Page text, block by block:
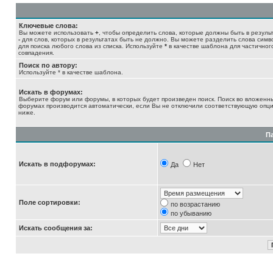
Ключевые слова:
Вы можете использовать + , чтобы определить слова, которые должны быть в
- для слов, которых в результатах быть не должно. Вы можете разделить слова
для поиска любого слова из списка. Используйте * в качестве шаблона для
совпадения.
Поиск по автору:
Используйте * в качестве шаблона.
Искать в форумах:
Выберите форум или форумы, в которых будет произведен поиск. Поиск во
форумах производится автоматически, если Вы не отключили соответствующую
ниже.
Искать в подфорумах: Да Нет
Поле сортировки:
по возрастанию
по убыванию
Искать сообщения за: